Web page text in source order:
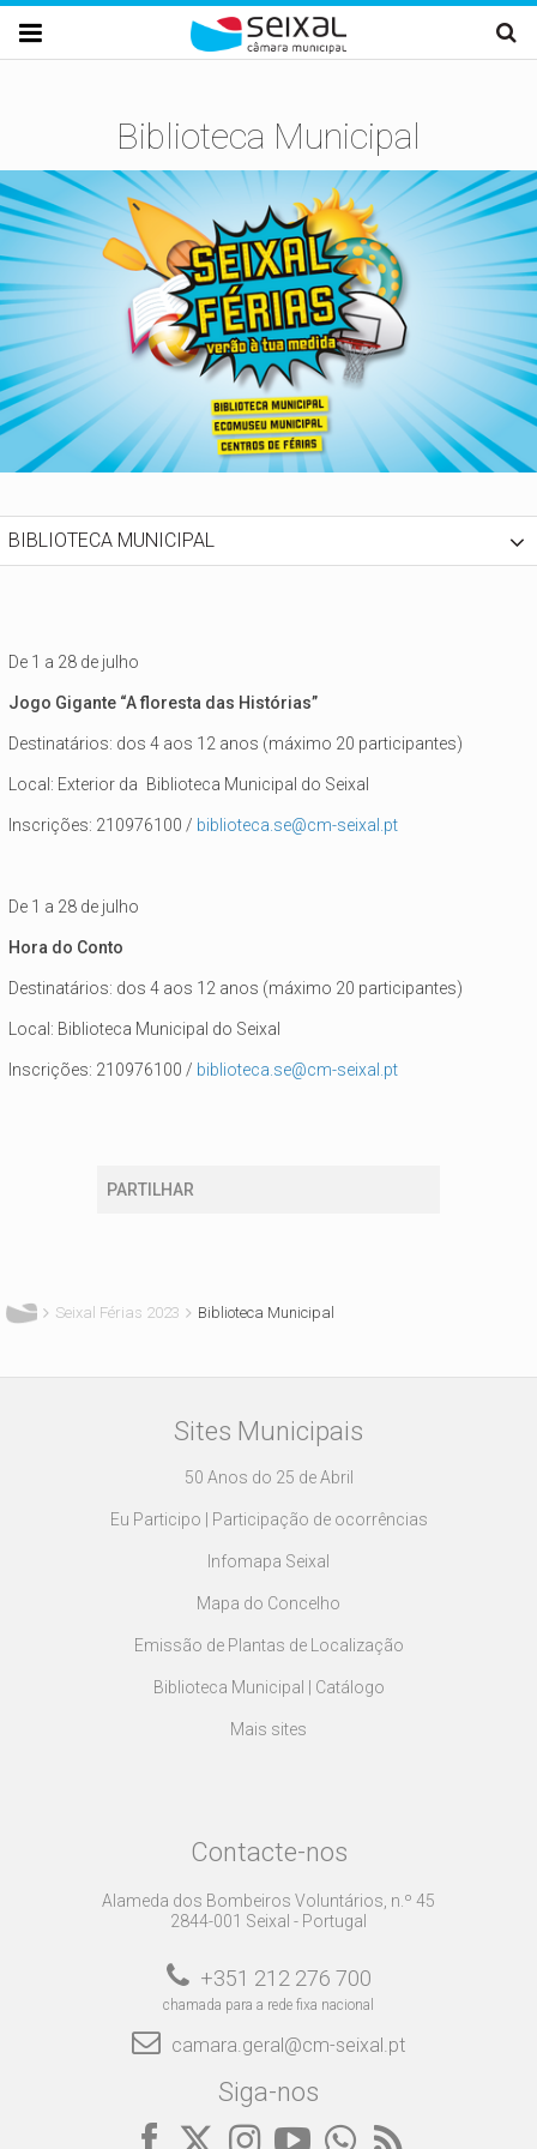
Passar para o conteúdo principal

Biblioteca Municipal
BIBLIOTECA MUNICIPAL
De 1 a 28 de julho
Jogo Gigante “A floresta das Histórias”
Destinatários: dos 4 aos 12 anos (máximo 20 participantes)
Local: Exterior da Biblioteca Municipal do Seixal
Inscrições: 210976100 / biblioteca.se@cm-seixal.pt
De 1 a 28 de julho
Hora do Conto
Destinatários: dos 4 aos 12 anos (máximo 20 participantes)
Local: Biblioteca Municipal do Seixal
Inscrições: 210976100 / biblioteca.se@cm-seixal.pt
PARTILHAR
Seixal Férias 2023 Biblioteca Municipal
Sites Municipais
50 Anos do 25 de Abril
Eu Participo | Participação de ocorrências
Infomapa Seixal
Mapa do Concelho
Emissão de Plantas de Localização
Biblioteca Municipal | Catálogo
Mais sites
Contacte-nos
Alameda dos Bombeiros Voluntários, n.º 45
2844-001 Seixal - Portugal
+351 212 276 700
chamada para a rede fixa nacional
camara.geral@cm-seixal.pt
Siga-nos